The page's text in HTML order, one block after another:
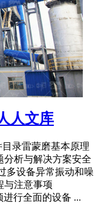
人文库
录雷蒙磨基本原理
分析与解决方案安全
多设备异常振动和噪
与注意事项
行全面的设备 ...